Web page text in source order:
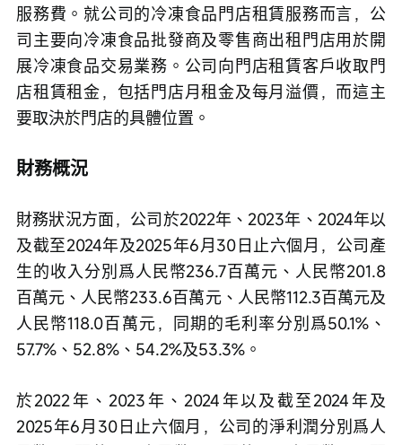
服務費。就公司的冷凍食品門店租賃服務而言，公
司主要向冷凍食品批發商及零售商出租門店用於開
展冷凍食品交易業務。公司向門店租賃客戶收取門
店租賃租金，包括門店月租金及每月溢價，而這主
要取決於門店的具體位置。
財務概況
財務狀況方面，公司於2022年、2023年、2024年以
及截至2024年及2025年6月30日止六個月，公司產
生的收入分別爲人民幣236.7百萬元、人民幣201.8
百萬元、人民幣233.6百萬元、人民幣112.3百萬元及
人民幣118.0百萬元，同期的毛利率分別爲50.1%、
57.7%、52.8%、54.2%及53.3%。
於2022年、2023年、2024年以及截至2024年及
2025年6月30日止六個月，公司的淨利潤分別爲人